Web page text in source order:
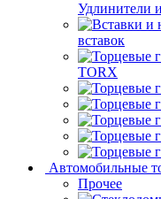
Удлинители
вставок
TORX
Автомобильные
Прочее